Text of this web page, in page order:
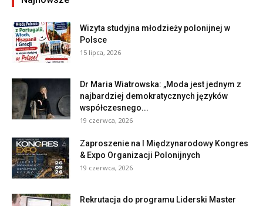
Wizyta studyjna młodzieży polonijnej w
Polsce
15 lipca, 2026
Dr Maria Wiatrowska: „Moda jest jednym z
najbardziej demokratycznych języków
współczesnego...
19 czerwca, 2026
Zaproszenie na I Międzynarodowy Kongres
& Expo Organizacji Polonijnych
19 czerwca, 2026
Rekrutacja do programu Liderski Master